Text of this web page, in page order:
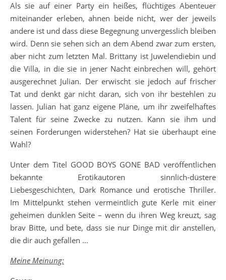
Als sie auf einer Party ein heißes, flüchtiges Abenteuer
miteinander erleben, ahnen beide nicht, wer der jeweils
andere ist und dass diese Begegnung unvergesslich bleiben
wird. Denn sie sehen sich an dem Abend zwar zum ersten,
aber nicht zum letzten Mal. Brittany ist Juwelendiebin und
die Villa, in die sie in jener Nacht einbrechen will, gehört
ausgerechnet Julian. Der erwischt sie jedoch auf frischer
Tat und denkt gar nicht daran, sich von ihr bestehlen zu
lassen. Julian hat ganz eigene Pläne, um ihr zweifelhaftes
Talent für seine Zwecke zu nutzen. Kann sie ihm und
seinen Forderungen widerstehen? Hat sie überhaupt eine
Wahl?
Unter dem Titel GOOD BOYS GONE BAD veröffentlichen
bekannte Erotikautoren sinnlich-düstere
Liebesgeschichten, Dark Romance und erotische Thriller.
Im Mittelpunkt stehen vermeintlich gute Kerle mit einer
geheimen dunklen Seite – wenn du ihren Weg kreuzt, sag
brav Bitte, und bete, dass sie nur Dinge mit dir anstellen,
die dir auch gefallen …
Meine Meinung: